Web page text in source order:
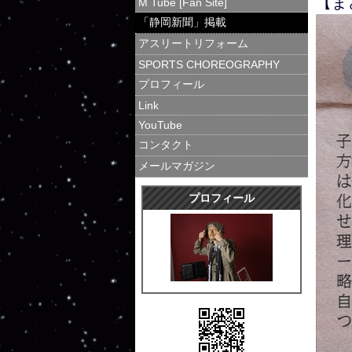
「静岡新聞」掲載
アスリートリフォーム
SPORTS CHOREOGRAPHY
プロフィール
Link
YouTube
コンタクト
メールマガジン
プロフィール